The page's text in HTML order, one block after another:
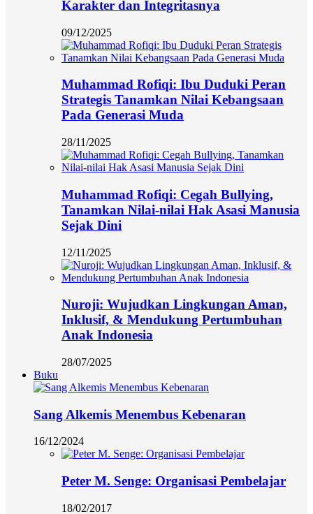
Karakter dan Integritasnya
09/12/2025
Muhammad Rofiqi: Ibu Duduki Peran
Strategis Tanamkan Nilai Kebangsaan
Pada Generasi Muda
28/11/2025
Muhammad Rofiqi: Cegah Bullying,
Tanamkan Nilai-nilai Hak Asasi Manusia
Sejak Dini
12/11/2025
Nuroji: Wujudkan Lingkungan Aman,
Inklusif, & Mendukung Pertumbuhan
Anak Indonesia
28/07/2025
Buku
Sang Alkemis Menembus Kebenaran
16/12/2024
Peter M. Senge: Organisasi Pembelajar
18/02/2017